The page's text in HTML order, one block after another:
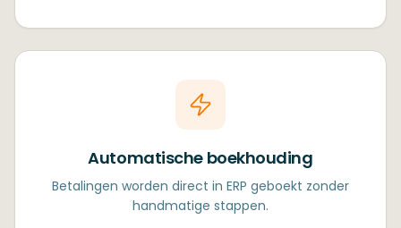
Automatische boekhouding
Betalingen worden direct in ERP geboekt zonder
handmatige stappen.